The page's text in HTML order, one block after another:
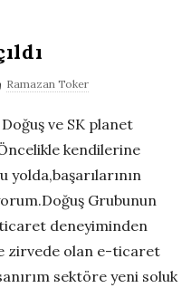
Ramazan Toker
ve SK planet
kendilerine
Grubunun
deneyiminden
zirvede olan e-ticaret
sektöre yeni soluk